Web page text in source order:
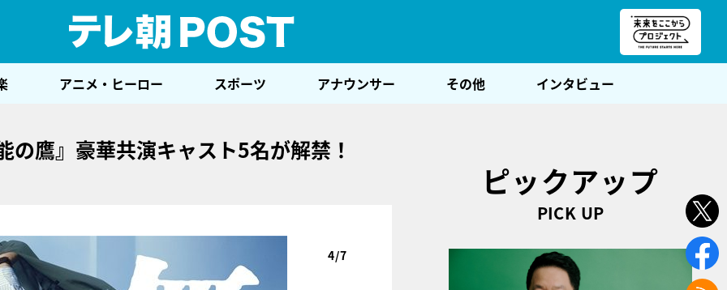
アニメ・ヒーロー スポーツ アナウンサー その他 インタビュー
鷹』豪華共演キャスト5名が解禁！
4/7
ピックアップ
PICK UP